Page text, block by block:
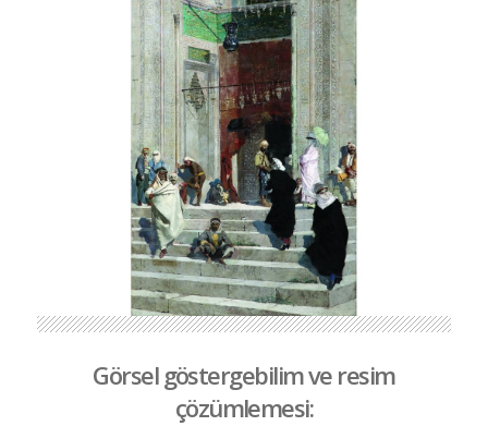
Görsel göstergebilim ve resim
çözümlemesi: